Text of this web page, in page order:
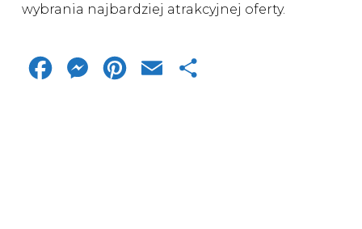
wybrania najbardziej atrakcyjnej oferty.
FacebookMessengerPinterest
Email